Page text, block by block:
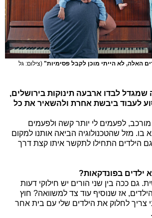
האלה, לא הייתי מוכן לקבל פסימיות" (צילום: גל
שמגדל לבדו ארבעה תינוקות בירושלים,
לעבוד ביבשת אחרת ולהשאיר את כל
מורכב, לפעמים לי יותר קשה ולפעמים
בו. מזל שהטכנולוגיה הביאה אותנו למקום
גם הילדים התחילו לתקשר איתו קצת דרך
בפונדקאות?
גם ככה בין שני הורים יש חילוקי דעות
הילדים, אז שנוסיף עוד צד למשוואה? חוץ
לחלוק את הילדים שלי עם בית אחר